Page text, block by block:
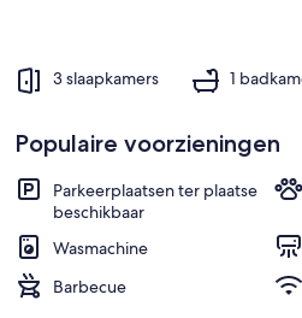
3 slaapkamers 1
Populaire voorzieningen
Parkeerplaatsen ter plaatse
beschikbaar
Wasmachine
Barbecue